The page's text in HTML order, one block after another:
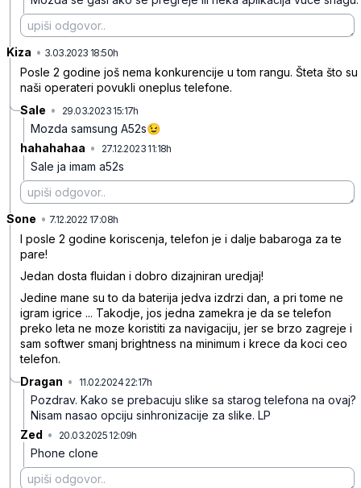
Kiza • 3.03.2023 18:50h
Posle 2 godine još nema konkurencije u tom rangu. Šteta što su
naši operateri povukli oneplus telefone.
Sale • 29.03.2023 15:17h
Mozda samsung A52s😉
hahahahaa • 27.12.2023 11:18h
Sale ja imam a52s
Sone • 7.12.2022 17:08h
I posle 2 godine koriscenja, telefon je i dalje babaroga za te
pare!
Jedan dosta fluidan i dobro dizajniran uredjaj!
Jedine mane su to da baterija jedva izdrzi dan, a pri tome ne
igram igrice ... Takodje, jos jedna zamekra je da se telefon
preko leta ne moze koristiti za navigaciju, jer se brzo zagreje i
sam softwer smanj brightness na minimum i krece da koci ceo
telefon.
Dragan • 11.02.2024 22:17h
Pozdrav. Kako se prebacuju slike sa starog telefona na ovaj?
Nisam nasao opciju sinhronizacije za slike. LP
Zed • 20.03.2025 12:09h
Phone clone